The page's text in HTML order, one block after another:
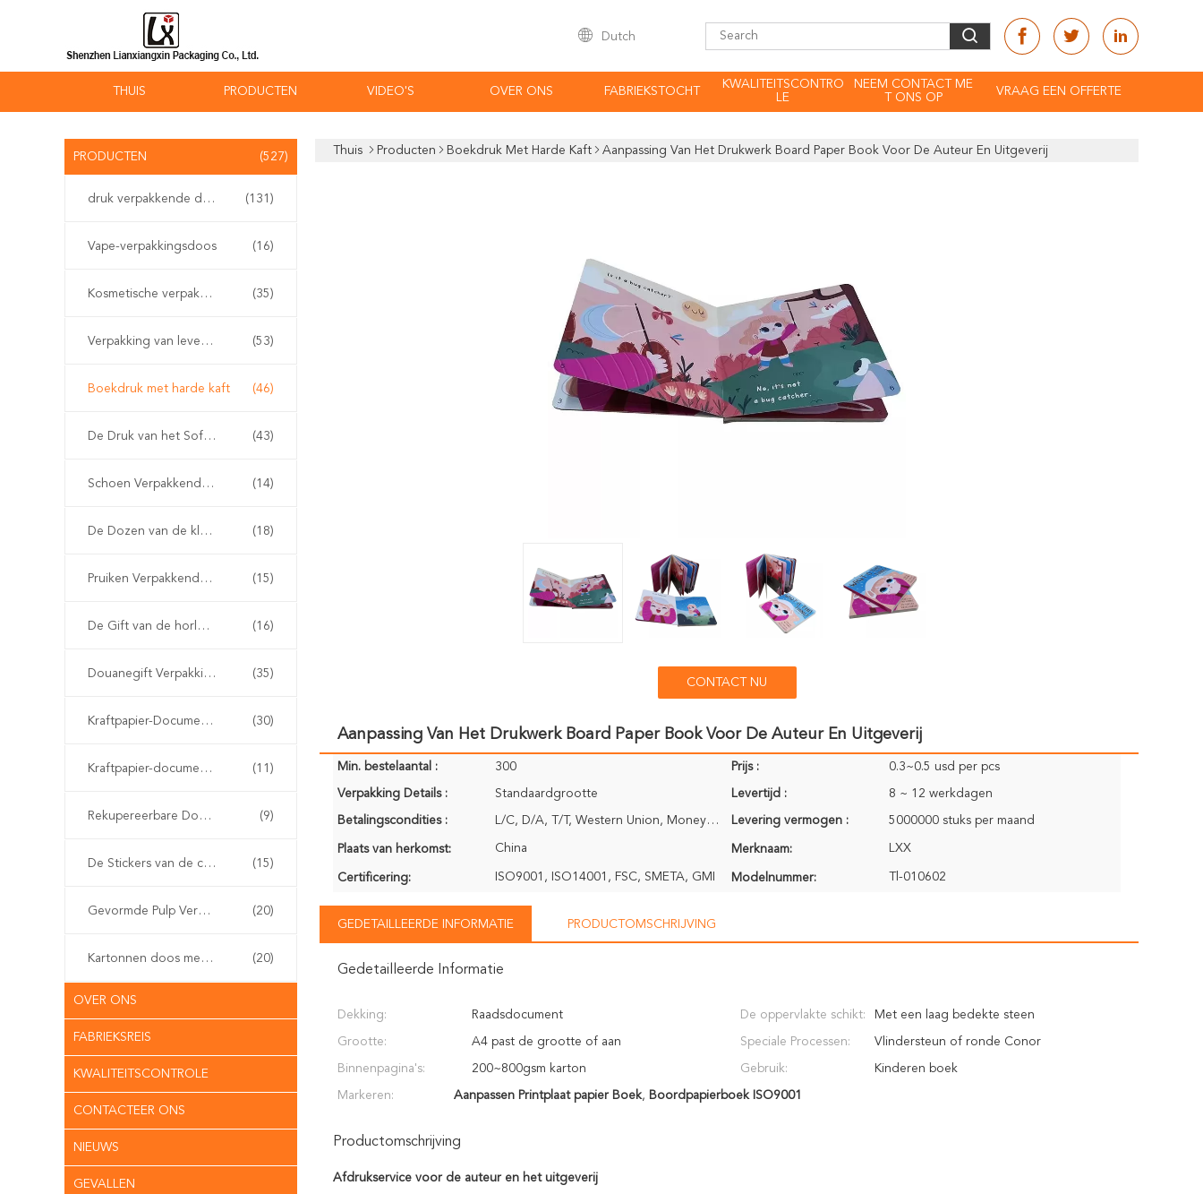
Dutch
THUIS PRODUCTEN VIDEO'S OVER ONS FABRIEKSTOCHT
KWALITEITSCONTRO
LE
NEEM CONTACT ME
T ONS OP
VRAAG EEN OFFERTE
PRODUCTEN (527)
druk verpakkende doos (131)
Vape-verpakkingsdoos (16)
Kosmetische verpakkende doos (35)
Verpakking van levensmiddelen (53)
Boekdruk met harde kaft (46)
De Druk van het Softcoverboek (43)
Schoen Verpakkende Dozen (14)
De Dozen van de kledingsverpakking (18)
Pruiken Verpakkende Doos (15)
De Gift van de horlogedoos Verpakking (16)
Douanegift Verpakking (35)
Kraftpapier-Document Verpakkend Vakje (30)
Kraftpapier-document zak (11)
Rekupereerbare Document Giftzakken (9)
De Stickers van de compensatiedruk (15)
Gevormde Pulp Verpakking (20)
Kartonnen doos met rits (20)
OVER ONS
FABRIEKSREIS
KWALITEITSCONTROLE
CONTACTEER ONS
NIEUWS
GEVALLEN
Thuis Producten Boekdruk Met Harde Kaft Aanpassing Van Het Drukwerk Board Paper Book Voor De Auteur En Uitgeverij
CONTACT NU
Aanpassing Van Het Drukwerk Board Paper Book Voor De Auteur En Uitgeverij
Min. bestelaantal : 300 Prijs : 0.3~0.5 usd per pcs
Verpakking Details : Standaardgrootte Levertijd : 8 ~ 12 werkdagen
Betalingscondities : L/C, D/A, T/T, Western Union, MoneyGram Levering vermogen : 5000000 stuks per maand
Plaats van herkomst: China Merknaam: LXX
Certificering: ISO9001, ISO14001, FSC, SMETA, GMI Modelnummer: Tl-010602
GEDETAILLEERDE INFORMATIE PRODUCTOMSCHRIJVING
Gedetailleerde Informatie
Dekking: Raadsdocument De oppervlakte schikt: Met een laag bedekte steen
Grootte: A4 past de grootte of aan Speciale Processen: Vlindersteun of ronde Conor
Binnenpagina's: 200~800gsm karton Gebruik: Kinderen boek
Markeren: Aanpassen Printplaat papier Boek, Boordpapierboek ISO9001
Productomschrijving
Afdrukservice voor de auteur en het uitgeverij